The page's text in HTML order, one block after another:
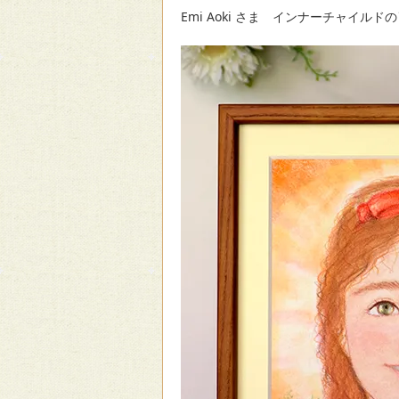
Emi Aoki さま インナーチャイルド